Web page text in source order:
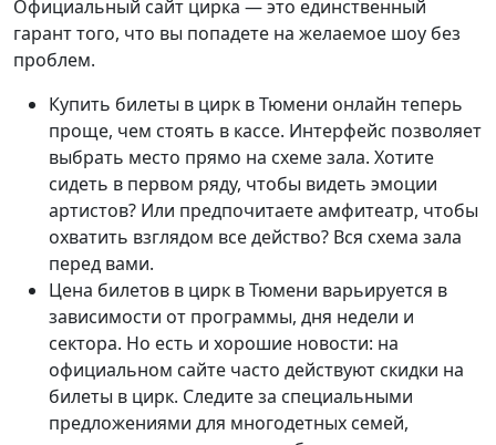
Официальный сайт цирка — это единственный
гарант того, что вы попадете на желаемое шоу без
проблем.
Купить билеты в цирк в Тюмени онлайн теперь
проще, чем стоять в кассе. Интерфейс позволяет
выбрать место прямо на схеме зала. Хотите
сидеть в первом ряду, чтобы видеть эмоции
артистов? Или предпочитаете амфитеатр, чтобы
охватить взглядом все действо? Вся схема зала
перед вами.
Цена билетов в цирк в Тюмени варьируется в
зависимости от программы, дня недели и
сектора. Но есть и хорошие новости: на
официальном сайте часто действуют скидки на
билеты в цирк. Следите за специальными
предложениями для многодетных семей,